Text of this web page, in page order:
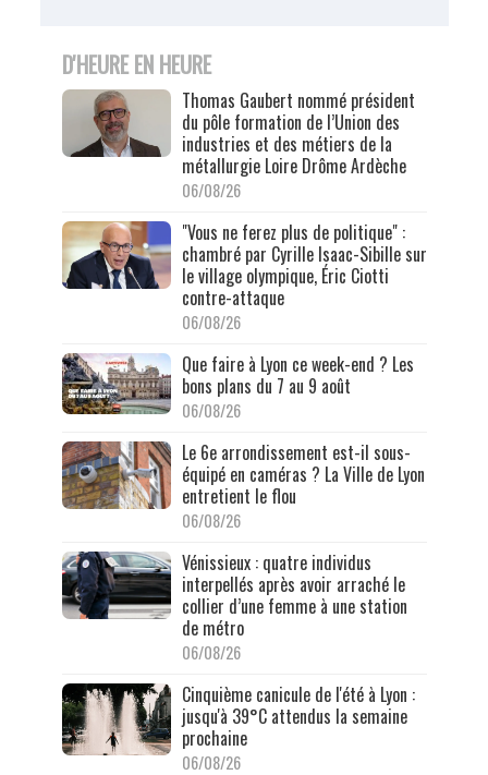
D'HEURE EN HEURE
Thomas Gaubert nommé président
du pôle formation de l’Union des
industries et des métiers de la
métallurgie Loire Drôme Ardèche
06/08/26
"Vous ne ferez plus de politique" :
chambré par Cyrille Isaac-Sibille sur
le village olympique, Éric Ciotti
contre-attaque
06/08/26
Que faire à Lyon ce week-end ? Les
bons plans du 7 au 9 août
06/08/26
Le 6e arrondissement est-il sous-
équipé en caméras ? La Ville de Lyon
entretient le flou
06/08/26
Vénissieux : quatre individus
interpellés après avoir arraché le
collier d’une femme à une station
de métro
06/08/26
Cinquième canicule de l'été à Lyon :
jusqu'à 39°C attendus la semaine
prochaine
06/08/26